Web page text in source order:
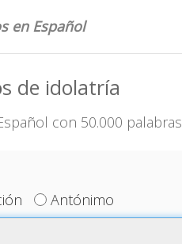
en Español
de idolatría
con 50.000 palabras
Antónimo